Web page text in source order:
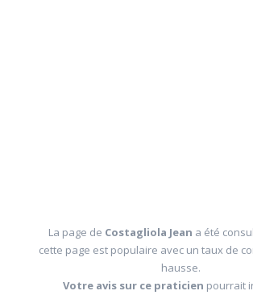
La page de Costagliola Jean a été
cette page est populaire avec un taux de
hausse.
Votre avis sur ce praticien pourrait